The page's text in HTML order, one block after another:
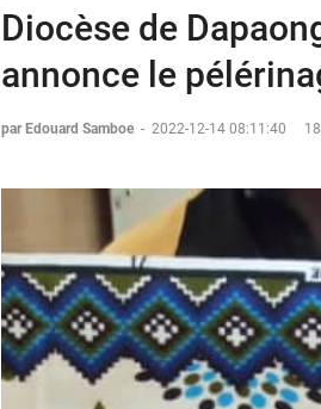
Diocèse de
annonce le
par Edouard Samboe - 2022-12-14 08:11:40